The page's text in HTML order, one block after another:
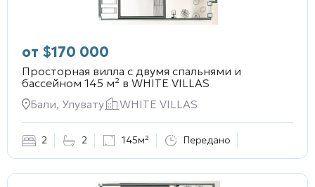
от $170 000
Просторная вилла с двумя спальнями и
бассейном 145 м² в WHITE VILLAS
Бали, Улувату
WHITE VILLAS
2 2 145м² Передано